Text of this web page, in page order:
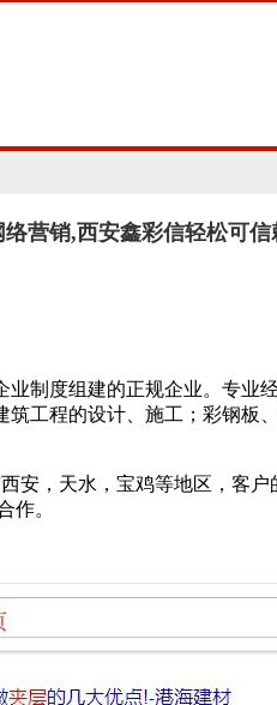
营销,西安鑫彩信轻松可信
制度组建的正规企业。专业
工程的设计、施工；彩钢板
安，天水，宝鸡等地区，客
作。